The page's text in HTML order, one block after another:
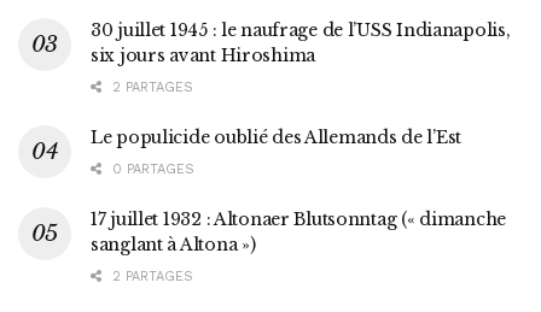
30 juillet 1945 : le naufrage de l’USS Indianapolis,
six jours avant Hiroshima
2 PARTAGES
Le populicide oublié des Allemands de l’Est
0 PARTAGES
17 juillet 1932 : Altonaer Blutsonntag (« dimanche
sanglant à Altona »)
2 PARTAGES